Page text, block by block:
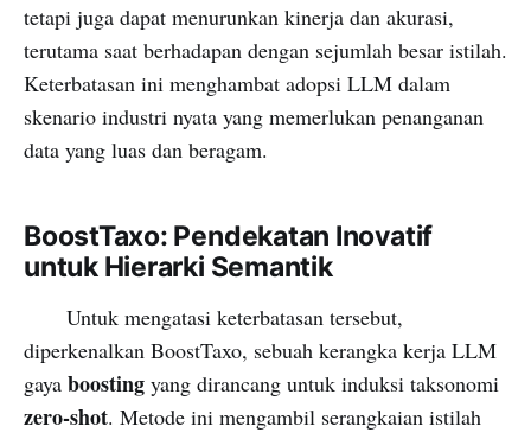
tetapi juga dapat menurunkan kinerja dan akurasi,
terutama saat berhadapan dengan sejumlah besar istilah.
Keterbatasan ini menghambat adopsi LLM dalam
skenario industri nyata yang memerlukan penanganan
data yang luas dan beragam.
BoostTaxo: Pendekatan Inovatif
untuk Hierarki Semantik
Untuk mengatasi keterbatasan tersebut,
diperkenalkan BoostTaxo, sebuah kerangka kerja LLM
gaya boosting yang dirancang untuk induksi taksonomi
zero-shot. Metode ini mengambil serangkaian istilah